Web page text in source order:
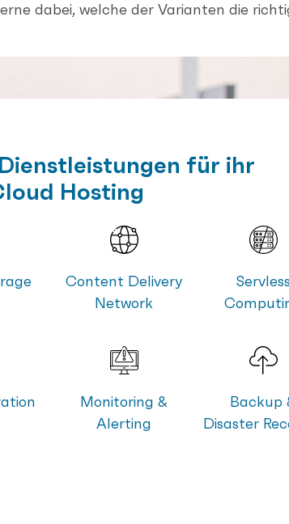
dabei, welche der Varianten die
Dienstleistungen für ihr
Hosting
Content Delivery
Network
Servless
Monitoring &
Alerting
Backup
Disaster